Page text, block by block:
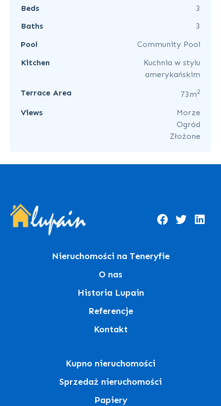
Beds
3
Baths
3
Pool
Community Pool
Kitchen
Kuchnia w stylu
amerykańskim
Terrace Area
73m2
Views
Morze
Ogród
Złożone
Nieruchomości na Teneryfie
O nas
Historia Lupain
Referencje
Kontakt
Kupno nieruchomości
Sprzedaż nieruchomości
Papiery